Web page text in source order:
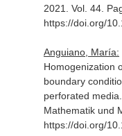
2021. Vol. 44.
https://doi.org/
Anguiano, María:
Homogenization
boundary
perforated media.
Mathematik und
https://doi.org/